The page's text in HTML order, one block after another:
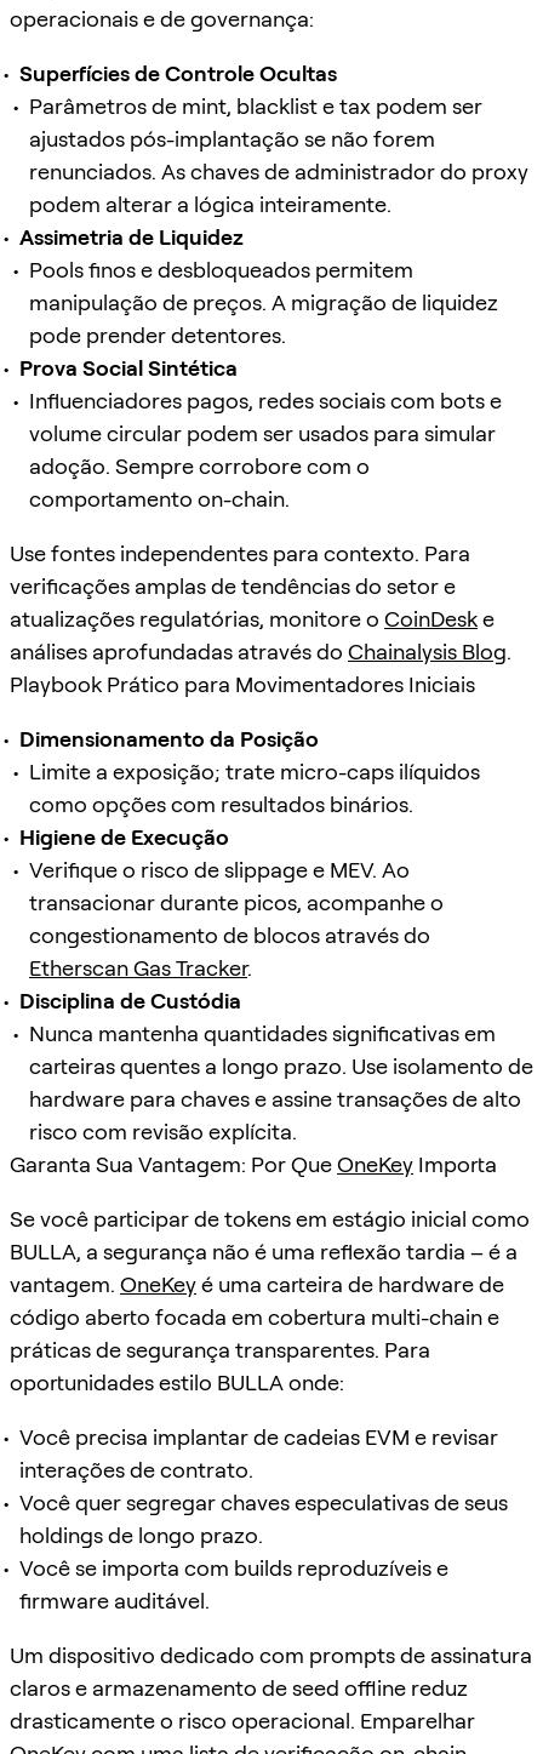
operacionais e de governança:
Superfícies de Controle Ocultas
Parâmetros de mint, blacklist e tax podem ser
ajustados pós-implantação se não forem
renunciados. As chaves de administrador do proxy
podem alterar a lógica inteiramente.
Assimetria de Liquidez
Pools finos e desbloqueados permitem
manipulação de preços. A migração de liquidez
pode prender detentores.
Prova Social Sintética
Influenciadores pagos, redes sociais com bots e
volume circular podem ser usados para simular
adoção. Sempre corrobore com o
comportamento on-chain.
Use fontes independentes para contexto. Para
verificações amplas de tendências do setor e
atualizações regulatórias, monitore o CoinDeske
análises aprofundadas através do Chainalysis Blog.
Playbook Prático para Movimentadores Iniciais
Dimensionamento da Posição
Limite a exposição; trate micro-caps ilíquidos
como opções com resultados binários.
Higiene de Execução
Verifique o risco de slippage e MEV. Ao
transacionar durante picos, acompanhe o
congestionamento de blocos através do
Etherscan Gas Tracker.
Disciplina de Custódia
Nunca mantenha quantidades significativas em
carteiras quentes a longo prazo. Use isolamento de
hardware para chaves e assine transações de alto
risco com revisão explícita.
Garanta Sua Vantagem: Por QueOneKey Importa
Se você participar de tokens em estágio inicial como
BULLA, a segurança não é uma reflexão tardia – é a
vantagem. OneKeyé uma carteira de hardware de
código aberto focada em cobertura multi-chain e
práticas de segurança transparentes. Para
oportunidades estilo BULLA onde:
Você precisa implantar de cadeias EVM e revisar
interações de contrato.
Você quer segregar chaves especulativas de seus
holdings de longo prazo.
Você se importa com builds reproduzíveis e
firmware auditável.
Um dispositivo dedicado com prompts de assinatura
claros e armazenamento de seed offline reduz
drasticamente o risco operacional. Emparelhar